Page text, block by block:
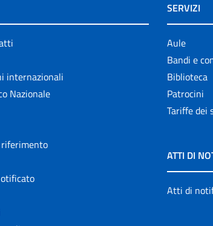
internazionali
Nazionale
SERVIZI
Aule
Bandi e
Biblioteca
Patrocini
Tariffe dei
ATTI DI
Atti di